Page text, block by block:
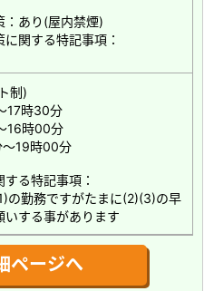
：あり(屋内禁煙)
関する特記事項：
制)
17時30分
16時00分
19時00分
る特記事項：
の勤務ですがたまに(2)(3)の早
いする事があります
ページへ